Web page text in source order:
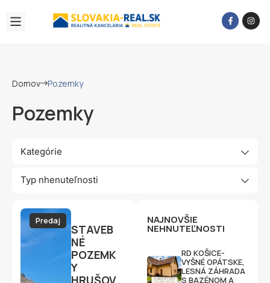
Domov Pozemky
Pozemky
Kategórie
Typ nhenuteľnosti
NAJNOVŠIE
NEHNUTEĽNOSTI
RD KOŠICE-
VYŠNÉ OPÁTSKE,
LESNÁ ZÁHRADA
S BAZÉNOM A
Predaj
STAVEB
NÉ
POZEMK
Y
HRUŠOV